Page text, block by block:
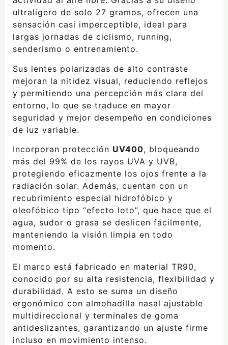
ultraligero de solo 27 gramos, ofrecen una
sensación casi imperceptible, ideal para
largas jornadas de ciclismo, running,
senderismo o entrenamiento.
Sus lentes polarizadas de alto contraste
mejoran la nitidez visual, reduciendo reflejos
y permitiendo una percepción más clara del
entorno, lo que se traduce en mayor
seguridad y mejor desempeño en condiciones
de luz variable.
Incorporan protección UV400, bloqueando
más del 99% de los rayos UVA y UVB,
protegiendo eficazmente los ojos frente a la
radiación solar. Además, cuentan con un
recubrimiento especial hidrofóbico y
oleofóbico tipo “efecto loto”, que hace que el
agua, sudor o grasa se deslicen fácilmente,
manteniendo la visión limpia en todo
momento.
El marco está fabricado en material TR90,
conocido por su alta resistencia, flexibilidad y
durabilidad. A esto se suma un diseño
ergonómico con almohadilla nasal ajustable
multidireccional y terminales de goma
antideslizantes, garantizando un ajuste firme
incluso en movimiento intenso.